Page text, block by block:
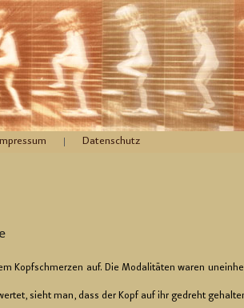
Datenschutz
Kopf­schmer­zen auf. Die Mo­da­li­tä­ten waren
sieht man, dass der Kopf auf ihr ge­dreht